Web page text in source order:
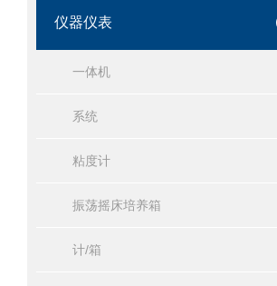
仪器仪表
一体机
系统
粘度计
振荡摇床培养箱
计/箱